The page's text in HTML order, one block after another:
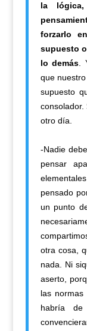
la
forzarlo
supuesto
lo demás.
que
supuesto
consolador.
otro día.
-Nadie
pensar
pensado
un punto
otra cosa,
nada. Ni
aserto,
las
habría de